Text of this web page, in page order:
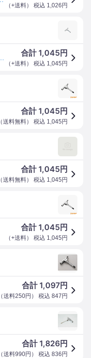
（+送料） 税込 1,026 円
合計1,045円
（+送料） 税込 1,045 円
合計1,045円
（送料無料） 税込 1,045 円
合計1,045円
（送料無料） 税込 1,045 円
合計1,045円
（+送料） 税込 1,045 円
合計1,097円
（送料250円 ） 税込 847 円
合計1,826円
（送料990円 ） 税込 836 円